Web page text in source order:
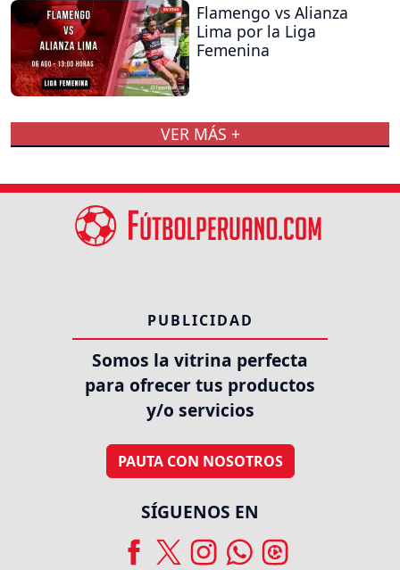
Flamengo vs Alianza
Lima por la Liga
Femenina
VER MÁS +
PUBLICIDAD
Somos la vitrina perfecta
para ofrecer tus productos
y/o servicios
PAUTA CON NOSOTROS
SÍGUENOS EN